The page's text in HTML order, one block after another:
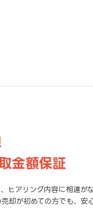
金額保証
ヒアリング内容に相違が
却が初めての方でも、安